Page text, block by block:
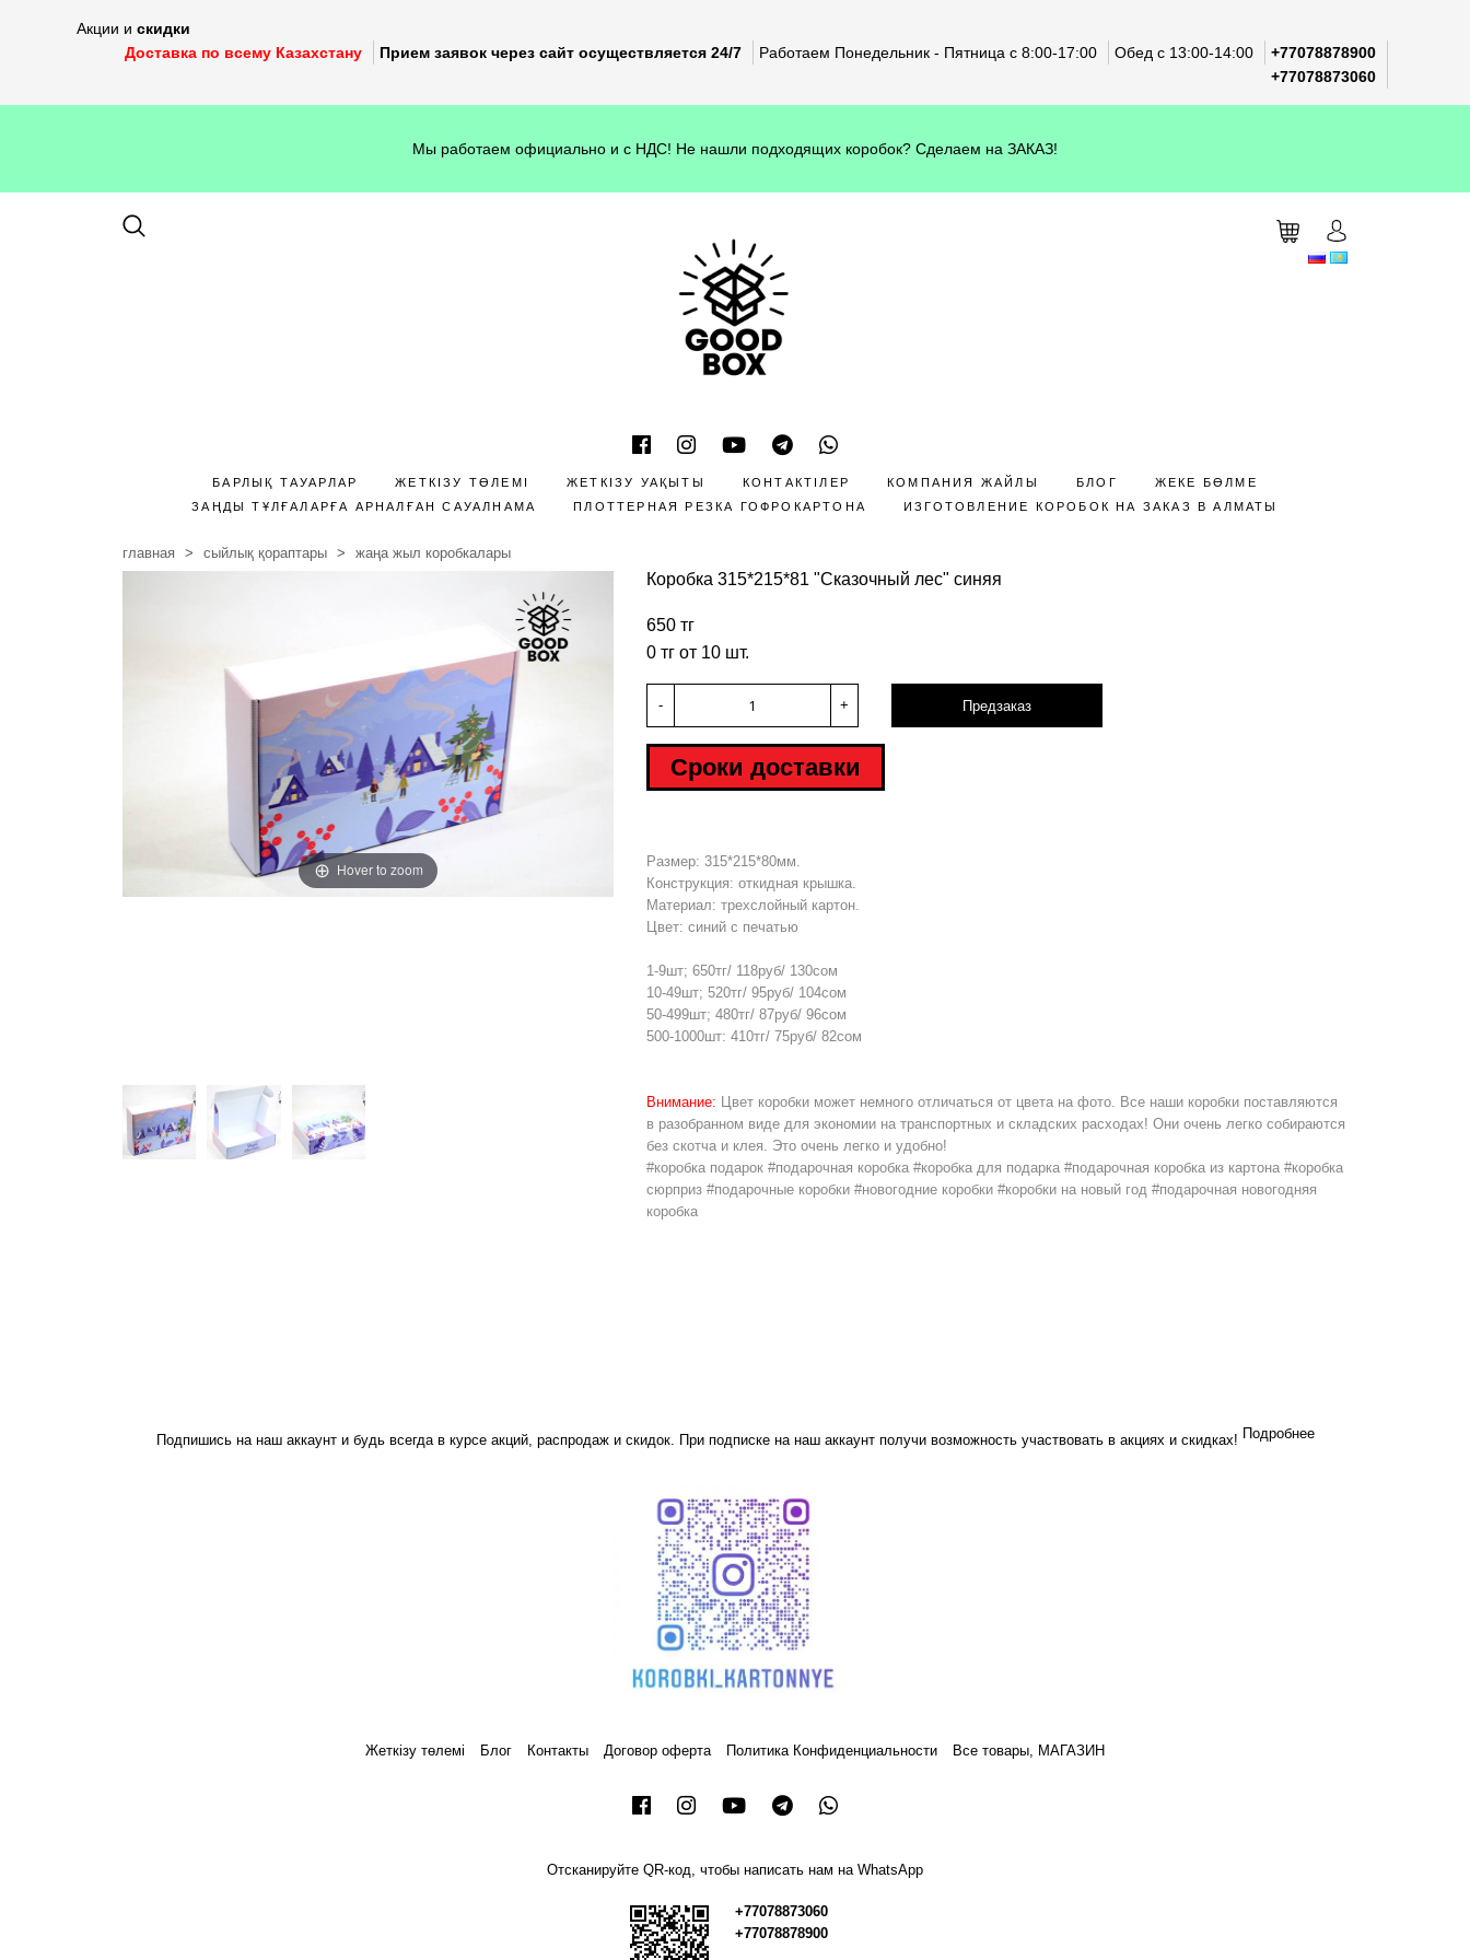
Акции и скидки
Доставка по всему Казахстану
Прием заявок через сайт осуществляется 24/7 Работаем Понедельник - Пятница с 8:00-17:00 Обед с 13:00-14:00
+77078878900
+77078873060
Мы работаем официально и с НДС! Не нашли подходящих коробок? Сделаем на ЗАКАЗ!
БАРЛЫҚ ТАУАРЛАР ЖЕТКІЗУ ТӨЛЕМІ ЖЕТКІЗУ УАҚЫТЫ КОНТАКТІЛЕР КОМПАНИЯ ЖАЙЛЫ БЛОГ
ЖЕКЕ БӨЛМЕ
ЗАҢДЫ ТҰЛҒАЛАРҒА АРНАЛҒАН САУАЛНАМА
ПЛОТТЕРНАЯ РЕЗКА ГОФРОКАРТОНА ИЗГОТОВЛЕНИЕ КОРОБОК НА ЗАКАЗ В АЛМАТЫ
главная сыйлық қораптары жаңа жыл коробкалары
Hover to zoom
Коробка 315*215*81 "Сказочный лес" синяя
650 тг
0 тг от 10 шт.
- + Предзаказ
Сроки доставки
Размер: 315*215*80мм.
Конструкция: откидная крышка.
Материал: трехслойный картон.
Цвет: синий с печатью
1-9шт; 650тг/ 118руб/ 130сом
10-49шт; 520тг/ 95руб/ 104сом
50-499шт; 480тг/ 87руб/ 96сом
500-1000шт: 410тг/ 75руб/ 82сом
Внимание: Цвет коробки может немного отличаться от цвета на фото. Все наши коробки поставляются
в разобранном виде для экономии на транспортных и складских расходах! Они очень легко собираются
без скотча и клея. Это очень легко и удобно!
#коробка подарок #подарочная коробка #коробка для подарка #подарочная коробка из картона #коробка
сюрприз #подарочные коробки #новогодние коробки #коробки на новый год #подарочная новогодняя
коробка
Подпишись на наш аккаунт и будь всегда в курсе акций, распродаж и скидок. При подписке на наш аккаунт получи возможность участвовать в акциях и скидках! Подробнее
Жеткізу төлемі Блог Контакты Договор оферта Политика Конфиденциальности Все товары, МАГАЗИН
Отсканируйте QR-код, чтобы написать нам на WhatsApp
+77078873060
+77078878900